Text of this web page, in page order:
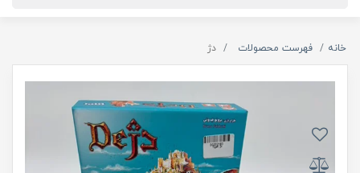
خانه فهرست محصولات دژ